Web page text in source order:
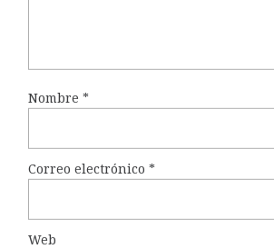
Nombre *
Correo electrónico *
Web